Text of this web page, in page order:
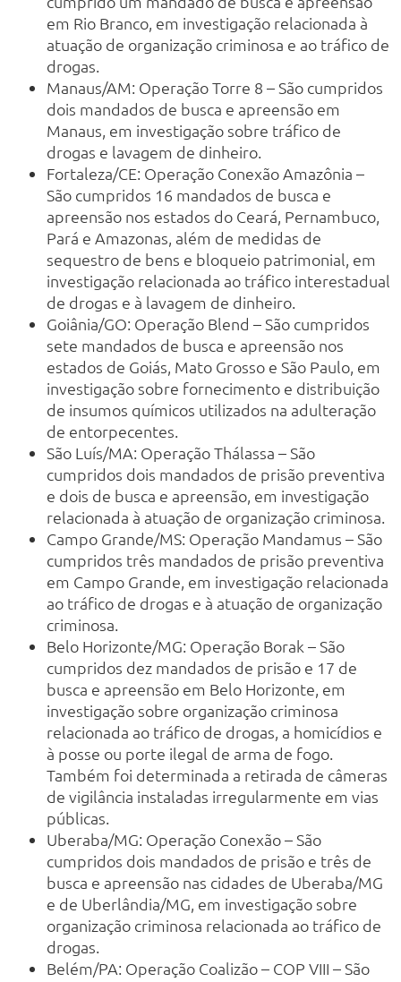
em Rio Branco, em investigação relacionada à
atuação de organização criminosa e ao tráfico de
drogas.
Manaus/AM: Operação Torre 8 – São cumpridos
dois mandados de busca e apreensão em
Manaus, em investigação sobre tráfico de
drogas e lavagem de dinheiro.
Fortaleza/CE: Operação Conexão Amazônia –
São cumpridos 16 mandados de busca e
apreensão nos estados do Ceará, Pernambuco,
Pará e Amazonas, além de medidas de
sequestro de bens e bloqueio patrimonial, em
investigação relacionada ao tráfico interestadual
de drogas e à lavagem de dinheiro.
Goiânia/GO: Operação Blend – São cumpridos
sete mandados de busca e apreensão nos
estados de Goiás, Mato Grosso e São Paulo, em
investigação sobre fornecimento e distribuição
de insumos químicos utilizados na adulteração
de entorpecentes.
São Luís/MA: Operação Thálassa – São
cumpridos dois mandados de prisão preventiva
e dois de busca e apreensão, em investigação
relacionada à atuação de organização criminosa.
Campo Grande/MS: Operação Mandamus – São
cumpridos três mandados de prisão preventiva
em Campo Grande, em investigação relacionada
ao tráfico de drogas e à atuação de organização
criminosa.
Belo Horizonte/MG: Operação Borak – São
cumpridos dez mandados de prisão e 17 de
busca e apreensão em Belo Horizonte, em
investigação sobre organização criminosa
relacionada ao tráfico de drogas, a homicídios e
à posse ou porte ilegal de arma de fogo.
Também foi determinada a retirada de câmeras
de vigilância instaladas irregularmente em vias
públicas.
Uberaba/MG: Operação Conexão – São
cumpridos dois mandados de prisão e três de
busca e apreensão nas cidades de Uberaba/MG
e de Uberlândia/MG, em investigação sobre
organização criminosa relacionada ao tráfico de
drogas.
Belém/PA: Operação Coalizão – COP VIII – São